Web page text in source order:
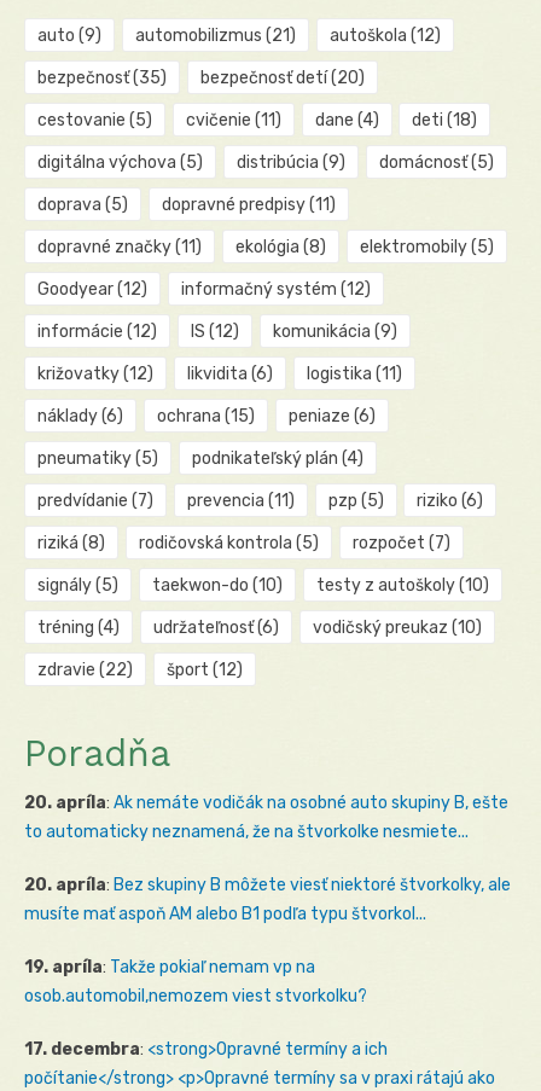
auto (9) automobilizmus (21) autoškola (12)
bezpečnosť(35) bezpečnosť detí(20)
cestovanie (5) cvičenie (11) dane (4) deti (18)
digitálna výchova (5) distribúcia (9) domácnosť(5)
doprava (5) dopravné predpisy(11)
dopravné značky(11) ekológia (8) elektromobily(5)
Goodyear(12) informačný systém (12)
informácie (12) IS (12) komunikácia (9)
križovatky(12) likvidita (6) logistika (11)
náklady(6) ochrana (15) peniaze (6)
pneumatiky(5) podnikateľský plán (4)
predvídanie (7) prevencia (11) pzp (5) riziko (6)
riziká (8) rodičovská kontrola (5) rozpočet (7)
signály(5) taekwon-do (10) testy z autoškoly(10)
tréning (4) udržateľnosť(6) vodičský preukaz (10)
zdravie (22) šport (12)
Poradňa
20. apríla: Ak nemáte vodičák na osobné auto skupiny B, ešte
to automaticky neznamená, že na štvorkolke nesmiete...
20. apríla: Bez skupiny B môžete viesť niektoré štvorkolky, ale
musíte mať aspoň AM alebo B1 podľa typu štvorkol...
19. apríla: Takže pokiaľ nemam vp na
osob.automobil,nemozem viest stvorkolku?
17. decembra: <strong>Opravné termíny a ich
počítanie</strong> <p>Opravné termíny sa v praxi rátajú ako